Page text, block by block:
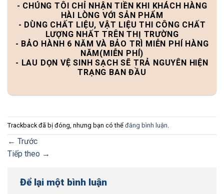
- CHÚNG TÔI CHỈ NHẬN TIỀN KHI KHÁCH HÀNG
HÀI LÒNG VỚI SẢN PHẨM
- DÙNG CHẤT LIỆU, VẬT LIỆU THI CÔNG CHẤT
LƯỢNG NHẤT TRÊN THỊ TRƯỜNG
- BẢO HÀNH 6 NĂM VÀ BẢO TRÌ MIỄN PHÍ HÀNG
NĂM(MIỄN PHÍ)
- LAU DỌN VỆ SINH SẠCH SẼ TRẢ NGUYÊN HIỆN
TRẠNG BAN ĐẦU
Trackback đã bị đóng, nhưng bạn có thể đăng bình luận
← Trước
Tiếp theo →
Để lại một bình luận